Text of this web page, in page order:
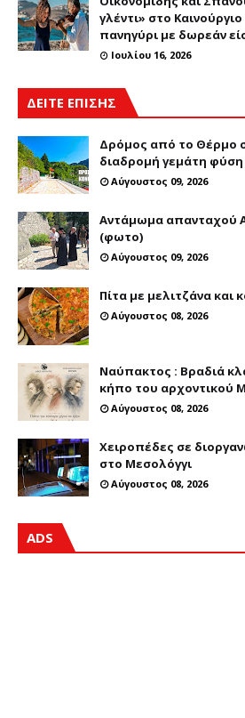
γλέντι» στο
πανηγύρι με δωρεάν
Ιουλίου 16, 2026
ΔΕΙΤΕ ΕΠΙΣΗΣ
Δρόμος από το Θέρμο
διαδρομή γεμάτη φύση
Αύγουστος 09, 2026
Αντάμωμα απανταχού
(φωτο)
Αύγουστος 09, 2026
Πίτα με μελιτζάνα
Αύγουστος 08, 2026
Ναύπακτος : Βραδιά
κήπο του αρχοντικού
Αύγουστος 08, 2026
Χειροπέδες σε
στο Μεσολόγγι
Αύγουστος 08, 2026
ADS